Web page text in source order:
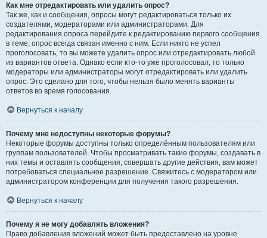
Как мне отредактировать или удалить опрос?
Так же, как и сообщения, опросы могут редактироваться только их
создателями, модераторами или администраторами. Для
редактирования опроса перейдите к редактированию первого сообщения
в теме; опрос всегда связан именно с ним. Если никто не успел
проголосовать, то вы можете удалить опрос или отредактировать любой
из вариантов ответа. Однако если кто-то уже проголосовал, то только
модераторы или администраторы могут отредактировать или удалить
опрос. Это сделано для того, чтобы нельзя было менять варианты
ответов во время голосования.
Вернуться к началу
Почему мне недоступны некоторые форумы?
Некоторые форумы доступны только определённым пользователям или
группам пользователей. Чтобы просматривать такие форумы, создавать в
них темы и оставлять сообщения, совершать другие действия, вам может
потребоваться специальное разрешение. Свяжитесь с модератором или
администратором конференции для получения такого разрешения.
Вернуться к началу
Почему я не могу добавлять вложения?
Право добавления вложений может быть предоставлено на уровне